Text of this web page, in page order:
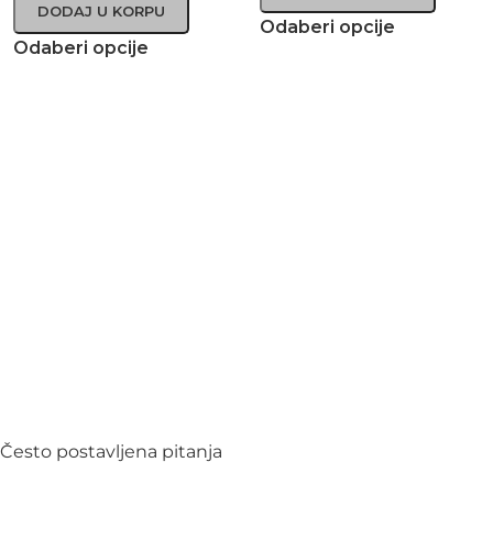
DODAJ U KORPU
Odaberi opcije
Odaberi opcije
Često postavljena pitanja